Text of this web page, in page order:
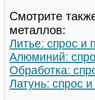
Смотрите
металлов:
Литье: спрос и
Алюминий:
Обработка:
Латунь: спрос